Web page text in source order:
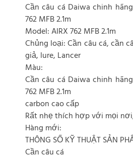
Cần câu cá Daiwa chinh
762 MFB 2.1m
Model: AIRX 762 MFB 2.1m
Chủng loại: Cần câu cá, cần
giả, lure, Lancer
Màu:
Cần câu cá Daiwa chinh
762 MFB 2.1m
carbon cao cấp
Rất nhẹ thích hợp với mọi
Hàng mới:
THÔNG SỐ KỸ THUẬT SẢN
Cần câu cá